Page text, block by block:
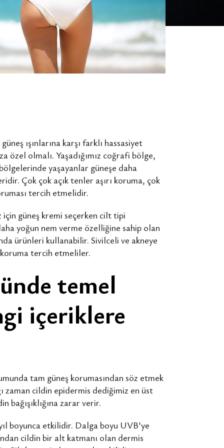
ışınlarına karşı farklı hassasiyet
olmalı. Yaşadığımız coğrafi bölge,
yaşayanlar güneşe daha
Çok çok açık tenler aşırı koruma, çok
tercih etmelidir.
güneş kremi seçerken cilt tipi
yoğun nem verme özelliğine sahip olan
ürünleri kullanabilir. Sivilceli ve akneye
tercih etmeliler.
temel
içeriklere
tam güneş korumasından söz etmek
zaman cildin epidermis dediğimiz en üst
bağışıklığına zarar verir.
boyunca etkilidir. Dalga boyu UVB’ye
cildin bir alt katmanı olan dermis